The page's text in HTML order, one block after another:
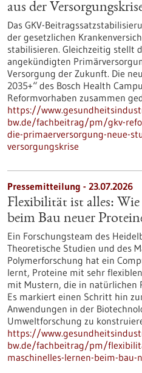
aus der
Das GKV-
der gesetzlichen
stabilisieren. Gleichzeitig stellt
angekündigten
Versorgung der Zukunft. Die
2035+“ des Bosch Health
Reformvorhaben zusammen
https://
bw.de/fachbeitrag/pm/gkv-
die-primaerversorgung-neue-
versorgungskrise
Pressemitteilung - 23.07.2026
Flexibilität ist alles: Wie
beim Bau neuer
Ein Forschungsteam des
Theoretische Studien und des
Polymerforschung hat ein
lernt, Proteine mit sehr
mit Mustern, die in natürlichen
Es markiert einen Schritt hin
Anwendungen in der
Umweltforschung zu
https://
bw.de/fachbeitrag/pm/
maschinelles-lernen-beim-